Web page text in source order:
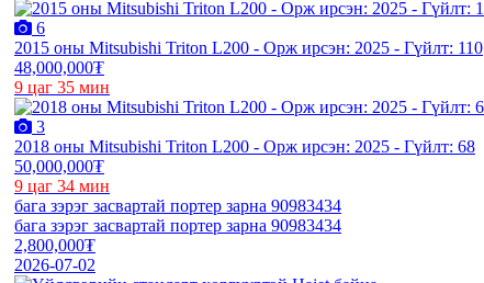
6
2015 оны Mitsubishi Triton L200 - Орж ирсэн: 2025 - Гүйлт: 110
48,000,000₮
9 цаг 35 мин
3
2018 оны Mitsubishi Triton L200 - Орж ирсэн: 2025 - Гүйлт: 68
50,000,000₮
9 цаг 34 мин
бага зэрэг засвартай портер зарна 90983434
бага зэрэг засвартай портер зарна 90983434
2,800,000₮
2026-07-02